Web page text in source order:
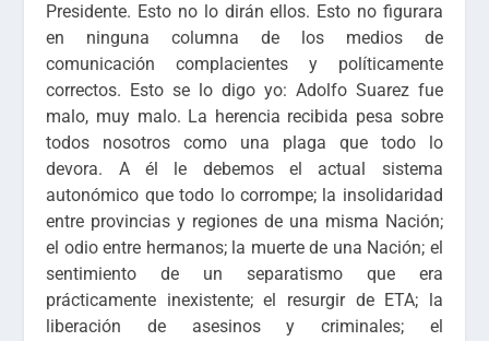
Presidente. Esto no lo dirán ellos. Esto no figurara
en ninguna columna de los medios de
comunicación complacientes y políticamente
correctos. Esto se lo digo yo: Adolfo Suarez fue
malo, muy malo. La herencia recibida pesa sobre
todos nosotros como una plaga que todo lo
devora. A él le debemos el actual sistema
autonómico que todo lo corrompe; la insolidaridad
entre provincias y regiones de una misma Nación;
el odio entre hermanos; la muerte de una Nación; el
sentimiento de un separatismo que era
prácticamente inexistente; el resurgir de ETA; la
liberación de asesinos y criminales; el